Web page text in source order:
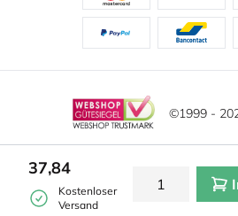
37,84
Kostenloser
Versand
©1999 -
Allgemeine Geschäftsbedingungen